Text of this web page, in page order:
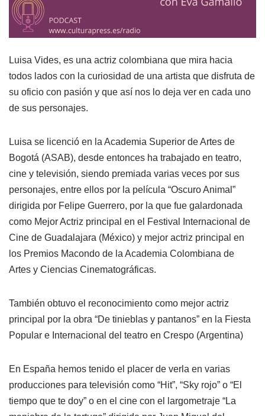
Luisa Vides, es una actriz colombiana que mira hacia
todos lados con la curiosidad de una artista que disfruta de
su oficio con pasión y que así nos lo deja ver en cada uno
de sus personajes.
Luisa se licenció en la Academia Superior de Artes de
Bogotá (ASAB), desde entonces ha trabajado en teatro,
cine y televisión, siendo premiada varias veces por sus
personajes, entre ellos por la película “Oscuro Animal”
dirigida por Felipe Guerrero, por la que fue galardonada
como Mejor Actriz principal en el Festival Internacional de
Cine de Guadalajara (México) y mejor actriz principal en
los Premios Macondo de la Academia Colombiana de
Artes y Ciencias Cinematográficas.
También obtuvo el reconocimiento como mejor actriz
principal por la obra “De tinieblas y pantanos” en la Fiesta
Popular e Internacional del teatro en Crespo (Argentina)
En España hemos tenido el placer de verla en varias
producciones para televisión como “Hit”, “Sky rojo” o “El
tiempo que te doy” o en el cine con el largometraje “La